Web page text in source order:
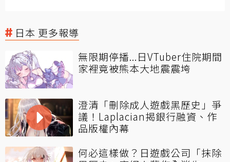
日本 更多報導
無限期停播...日VTuber住院期間
家裡竟被熊本大地震震垮
澄清「刪除成人遊戲黑歷史」爭
議！Laplacian揭銀行融資、作
品版權內幕
何必這樣做？日遊戲公司「抹除